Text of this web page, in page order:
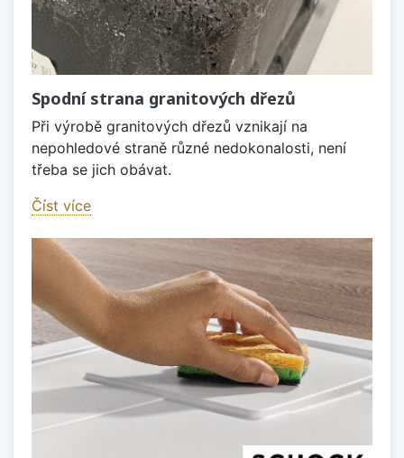
Spodní strana granitových dřezů
Při výrobě granitových dřezů vznikají na
nepohledové straně různé nedokonalosti, není
třeba se jich obávat.
Číst více